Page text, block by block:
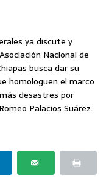
ya discute y
Nacional de
busca dar su
homologuen el marco
desastres por
Palacios Suárez.